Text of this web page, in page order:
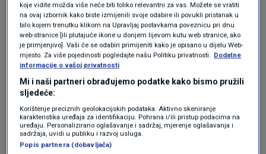
Oglas
koje vidite možda više neće biti toliko relevantni za vas. Možete se vratiti
na ovaj izbornik kako biste izmijenili svoje odabire ili povukli pristanak u
bilo kojem trenutku klikom na Upravljaj postavkama poveznicu pri dnu
web-stranice [ili plutajuće ikone u donjem lijevom kutu web stranice, ako
je primjenjivo]. Vaši će se odabiri primijeniti kako je opisano u dijelu Web-
mjesto. Za više pojedinosti pogledajte našu Politiku privatnosti. Dodatne
informacije o vašoj privatnosti
Mi i naši partneri obrađujemo podatke kako bismo pružili
sljedeće:
Korištenje preciznih geolokacijskih podataka. Aktivno skeniranje
karakteristika uređaja za identifikaciju. Pohrana i/ili pristup podacima na
uređaju. Personalizirano oglašavanje i sadržaj, mjerenje oglašavanja i
sadržaja, uvidi u publiku i razvoj usluga.
Popis partnera (dobavljača)